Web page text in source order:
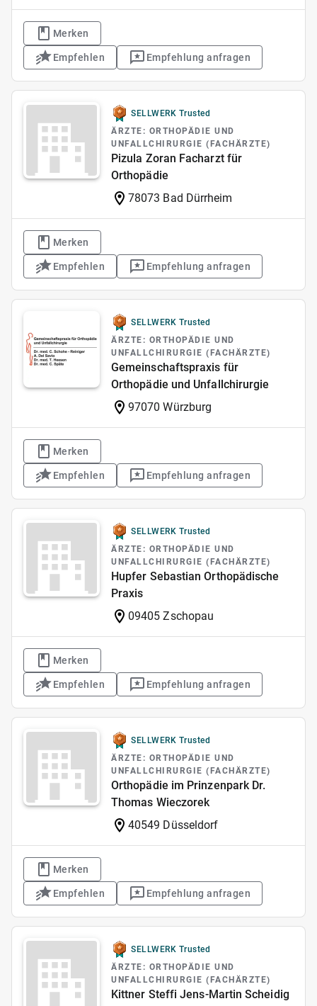
Merken
Empfehlen Empfehlung anfragen
SELLWERK Trusted
ÄRZTE: ORTHOPÄDIE UND
UNFALLCHIRURGIE (FACHÄRZTE)
Pizula Zoran Facharzt für
Orthopädie
78073 Bad Dürrheim
Merken
Empfehlen Empfehlung anfragen
SELLWERK Trusted
ÄRZTE: ORTHOPÄDIE UND
UNFALLCHIRURGIE (FACHÄRZTE)
Gemeinschaftspraxis für
Orthopädie und Unfallchirurgie
97070 Würzburg
Merken
Empfehlen Empfehlung anfragen
SELLWERK Trusted
ÄRZTE: ORTHOPÄDIE UND
UNFALLCHIRURGIE (FACHÄRZTE)
Hupfer Sebastian Orthopädische
Praxis
09405 Zschopau
Merken
Empfehlen Empfehlung anfragen
SELLWERK Trusted
ÄRZTE: ORTHOPÄDIE UND
UNFALLCHIRURGIE (FACHÄRZTE)
Orthopädie im Prinzenpark Dr.
Thomas Wieczorek
40549 Düsseldorf
Merken
Empfehlen Empfehlung anfragen
SELLWERK Trusted
ÄRZTE: ORTHOPÄDIE UND
UNFALLCHIRURGIE (FACHÄRZTE)
Kittner Steffi Jens-Martin Scheidig